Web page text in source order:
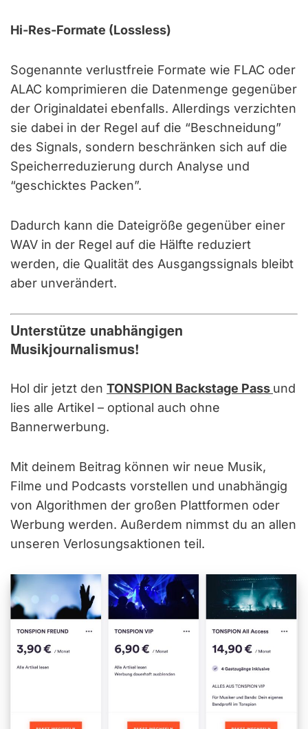
Hi-Res-Formate (Lossless)
Sogenannte verlustfreie Formate wie FLAC oder
ALAC komprimieren die Datenmenge gegenüber
der Originaldatei ebenfalls. Allerdings verzichten
sie dabei in der Regel auf die “Beschneidung”
des Signals, sondern beschränken sich auf die
Speicherreduzierung durch Analyse und
“geschicktes Packen”.
Dadurch kann die Dateigröße gegenüber einer
WAV in der Regel auf die Hälfte reduziert
werden, die Qualität des Ausgangssignals bleibt
aber unverändert.
Unterstütze unabhängigen
Musikjournalismus!
Hol dir jetzt den TONSPION Backstage Pass und
lies alle Artikel – optional auch ohne
Bannerwerbung.
Mit deinem Beitrag können wir neue Musik,
Filme und Podcasts vorstellen und unabhängig
von Algorithmen der großen Plattformen oder
Werbung werden. Außerdem nimmst du an allen
unseren Verlosungsaktionen teil.